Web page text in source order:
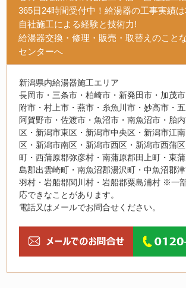
365日24時間受付中！給湯器の工事実績
自社施工による経験と技術力!
給湯器交換・修理・販売・取替えのこと
センターへ
新潟県内給湯器施工エリア
長岡市・三条市・柏崎市・新発田市・加茂
附市・村上市・燕市・糸魚川市・妙高市・
阿賀野市・佐渡市・魚沼市・南魚沼市・胎
区・新潟市東区・新潟市中央区・新潟市江
区・新潟市南区・新潟市西区・新潟市西蒲
町・西蒲原郡弥彦村・南蒲原郡田上町・東
島郡出雲崎町・南魚沼郡湯沢町・中魚沼郡
羽村・岩船郡関川村・岩船郡粟島浦村 ※一
応できなことがあります。
電話又はメールでお問合せください。